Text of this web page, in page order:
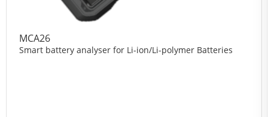
MCA26
Smart battery analyser for Li-ion/Li-polymer Batteries